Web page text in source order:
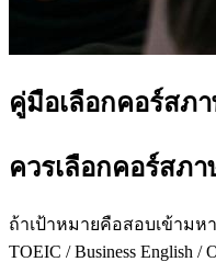
คู่มือเลือกคอร์สภา
ควรเลือกคอร์สภ
ถ้าเป้าหมายคือสอบเข้ามหา
TOEIC / Business